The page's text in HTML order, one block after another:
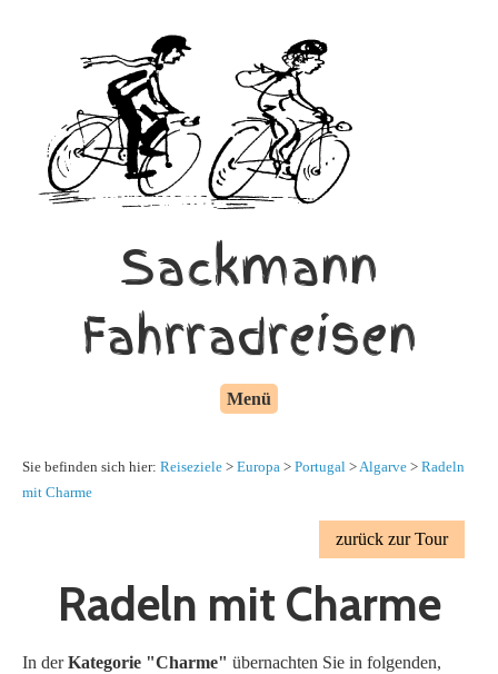
Sackmann
Fahrradreisen
Menü
Sie befinden sich hier: Reiseziele > Europa > Portugal >Algarve > Radeln
mit Charme
zurück zur Tour
Radeln mit Charme
In derKategorie "Charme" übernachten Sie in folgenden,